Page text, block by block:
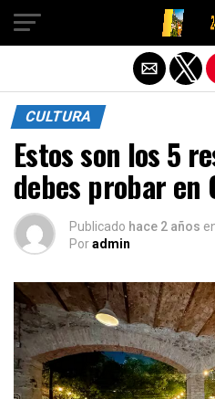
CULTURA
Estos son los 5
debes probar en
Publicado hace 2 años
Poradmin
Salir de la